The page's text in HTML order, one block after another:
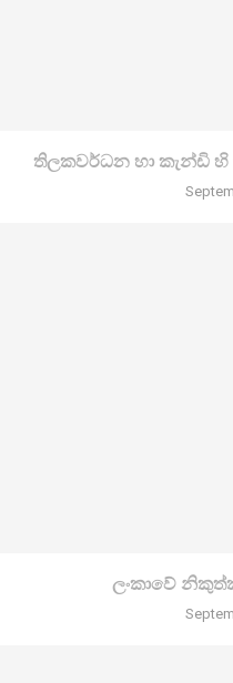
තිලකවර්ධන හා කැන්ඩි
ලංකාවේ